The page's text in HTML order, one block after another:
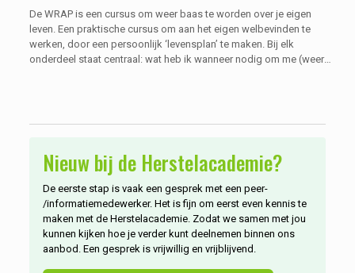
De WRAP is een cursus om weer baas te worden over je eigen
leven. Een praktische cursus om aan het eigen welbevinden te
werken, door een persoonlijk ‘levensplan’ te maken. Bij elk
onderdeel staat centraal: wat heb ik wanneer nodig om me (weer)
Nieuw bij de Herstelacademie?
De eerste stap is vaak een gesprek met een peer-
/informatiemedewerker. Het is fijn om eerst even kennis te
maken met de Herstelacademie. Zodat we samen met jou
kunnen kijken hoe je verder kunt deelnemen binnen ons
aanbod. Een gesprek is vrijwillig en vrijblijvend.